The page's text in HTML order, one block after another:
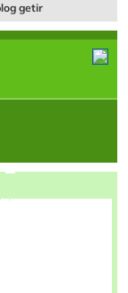
getir